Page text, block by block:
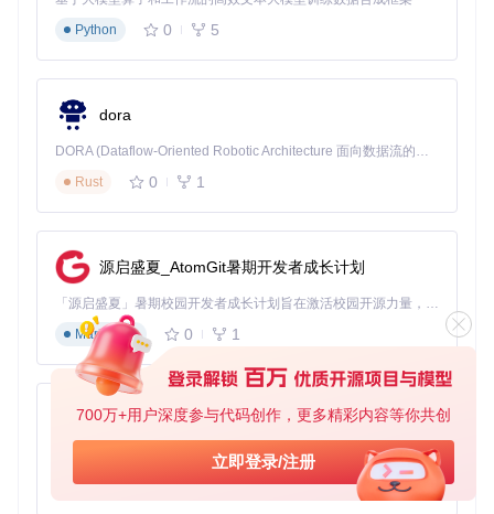
700万+用户深度参与代码创作，更多精彩内容等你共创
立即登录/注册
实践指南：性能优化与跨平台部署
针对不同模型管理操作的性能特征，我们进行了量化测试：
操作
类型
平均
耗时
优化方法 效果提升
模型
扫描
2.3
缓存元数据到iopaint_
降低至0.3秒
下载
120
秒
断点续传+多线程下载
模型
8.5
秒
预加载常用模型到内
存
降低至2.1秒
（4倍）
测试环境：Intel i7-12700K CPU，32GB RAM，NVIDIA RTX
环境变量将模型存
Python
0 5
dora
DORA (Dataflow-Oriented Robotic Architecture 面向数据流的机器人架构) 是为 AI 与具身智能机器人打造的高性能开发框架，以数据流范式重构开发逻辑，原生支持分布式部署与端边云协同 —— 无需复杂适配，即可实现一体端到端具身大小脑、VLA等模型部署，无缝衔接感知、推理、控制全链路，让 AI 能力与机器人动作深度融合。 依托 Rust 内核与零拷贝通信技术，它将具身大小脑、VLA等模型推理、多模态数据融合延迟压缩至微秒级，同时兼容 ROS2 生态与国产 AI 芯片，彻底降低具身智能机器人的开发门槛，让分布式部署下的 AI 赋能创新更高效、更灵活。
Rust
0 1
源启盛夏_AtomGit暑期开发者成长计划
「源启盛夏」暑期校园开发者成长计划旨在激活校园开源力量，通过积分激励、认证扶持、资源倾斜等形式，引导高校组织和开发者完成「入驻 — 建项目 — 做贡献 — 获认证 — 得资源」的完整闭环。无论你是想带领社团入驻平台的组织者，还是希望用代码贡献证明自己的开发者，都能在这里找到属于你的成长路径。
Markdown
0 1
py-xiaozhi
基于Python的Xiaozhi AI，适用于想要完整Xiaozhi体验而无需拥有专用硬件的用户。
Python
0 1